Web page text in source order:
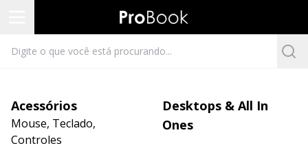
Acessórios
Mouse, Teclado,
Controles
Desktops & All In
Ones